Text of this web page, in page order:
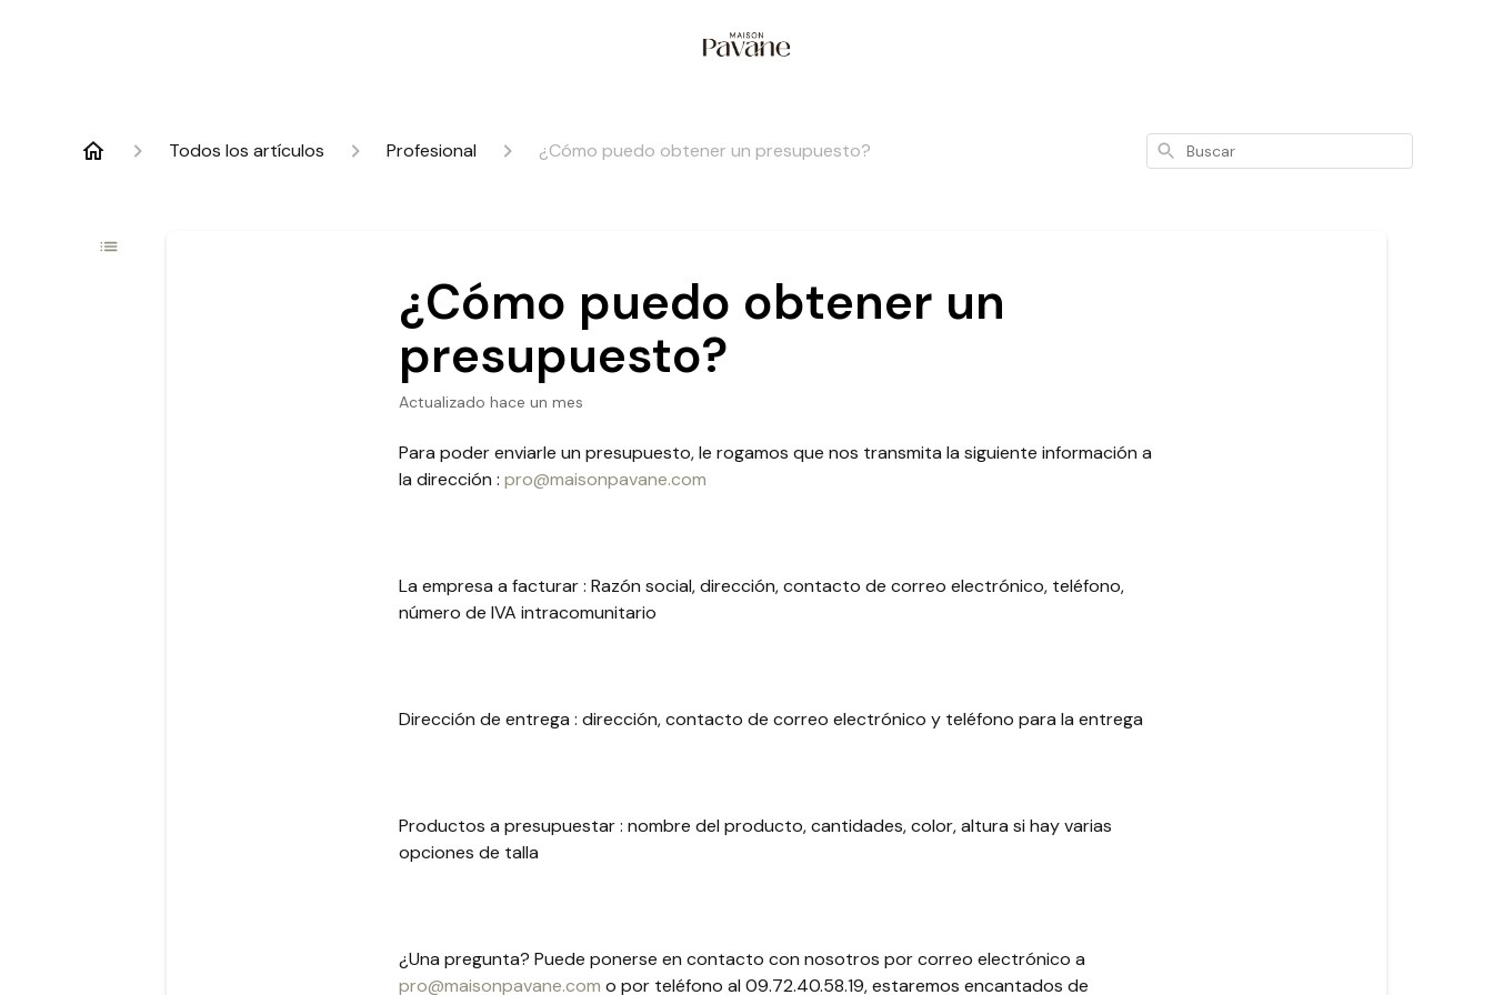
Todos los artículos Profesional ¿Cómo puedo obtener un presupuesto? Buscar
¿Cómo puedo obtener un
presupuesto?
Actualizado hace un mes
Para poder enviarle un presupuesto, le rogamos que nos transmita la siguiente información a
la dirección :pro@maisonpavane.com
La empresa a facturar : Razón social, dirección, contacto de correo electrónico, teléfono,
número de IVA intracomunitario
Dirección de entrega : dirección, contacto de correo electrónico y teléfono para la entrega
Productos a presupuestar : nombre del producto, cantidades, color, altura si hay varias
opciones de talla
¿Una pregunta? Puede ponerse en contacto con nosotros por correo electrónico a
pro@maisonpavane.com o por teléfono al 09.72.40.58.19, estaremos encantados de